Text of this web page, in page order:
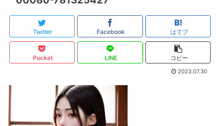
Twitter Facebook はてブ
Pocket LINE コピー
2023.07.30